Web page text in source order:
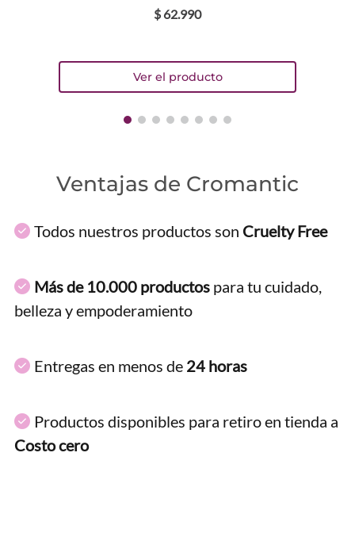
$ 62.990
Ventajas de Cromantic
Todos nuestros productos son Cruelty Free
Más de 10.000 productos para tu cuidado,
belleza y empoderamiento
Entregas en menos de 24 horas
Productos disponibles para retiro en tienda a
Costo cero